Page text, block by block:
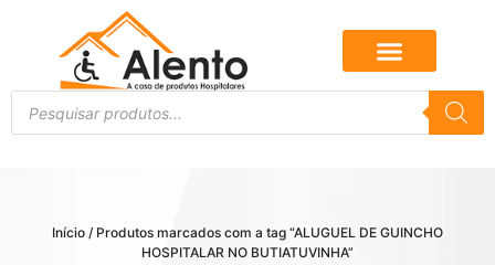
Início / Produtos marcados com a tag “ALUGUEL DE GUINCHO
HOSPITALAR NO BUTIATUVINHA”